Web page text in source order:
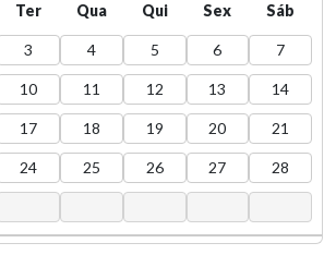
Ter Qua Qui Sex Sáb
3 4 5 6 7
10 11 12 13 14
17 18 19 20 21
24 25 26 27 28